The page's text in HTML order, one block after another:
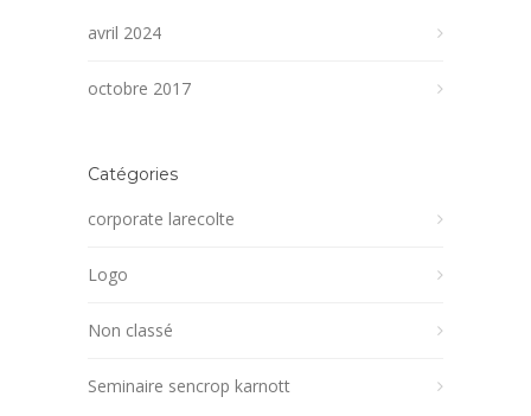
avril 2024
octobre 2017
Catégories
corporate larecolte
Logo
Non classé
Seminaire sencrop karnott